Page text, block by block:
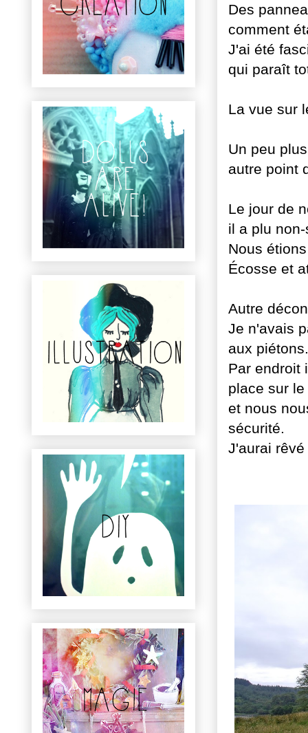
Des
comment
J'ai été
qui paraît
La vue sur
Un peu
autre point
Le jour de
il a plu
Nous
Écosse et
Autre
Je n'avais
aux piétons.
Par endroit
place sur
et nous
sécurité.
J'aurai